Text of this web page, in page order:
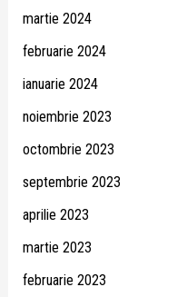
martie 2024
februarie 2024
ianuarie 2024
noiembrie 2023
octombrie 2023
septembrie 2023
aprilie 2023
martie 2023
februarie 2023